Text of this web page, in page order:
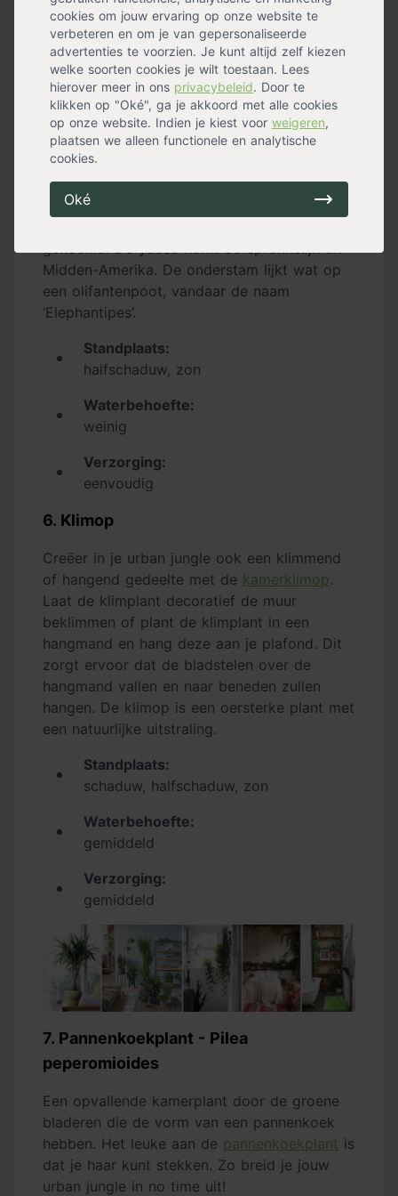
cookies om jouw ervaring op onze website te
verbeteren en om je van gepersonaliseerde
advertenties te voorzien. Je kunt altijd zelf kiezen
welke soorten cookies je wilt toestaan. Lees
hierover meer in ons privacybeleid. Door te
klikken op "Oké", ga je akkoord met alle cookies
op onze website. Indien je kiest voor weigeren,
plaatsen we alleen functionele en analytische
cookies.
Oké
5. Yucca ‘Elephantipes’
Om je urban jungle wat stoerder te maken,
kies je voor deyucca ‘Elephantipes’. Deze
stoere kamerplant heeft een exotische
genoemd. De yucca komt oorspronkelijk uit
Midden-Amerika. De onderstam lijkt wat op
een olifantenpoot, vandaar de naam
‘Elephantipes’.
Standplaats:
halfschaduw, zon
Waterbehoefte:
weinig
Verzorging:
eenvoudig
6. Klimop
Creëer in je urban jungle ook een klimmend
of hangend gedeelte met de kamerklimop.
Laat de klimplant decoratief de muur
beklimmen of plant de klimplant in een
hangmand en hang deze aan je plafond. Dit
zorgt ervoor dat de bladstelen over de
hangmand vallen en naar beneden zullen
hangen. De klimop is een oersterke plant met
een natuurlijke uitstraling.
Standplaats:
schaduw, halfschaduw, zon
Waterbehoefte:
gemiddeld
Verzorging:
gemiddeld
7. Pannenkoekplant - Pilea
peperomioides
Een opvallende kamerplant door de groene
bladeren die de vorm van een pannenkoek
hebben. Het leuke aan de pannenkoekplant is
dat je haar kunt stekken. Zo breid je jouw
urban jungle in no time uit!